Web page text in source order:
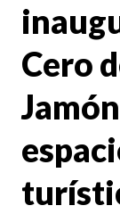
Cero